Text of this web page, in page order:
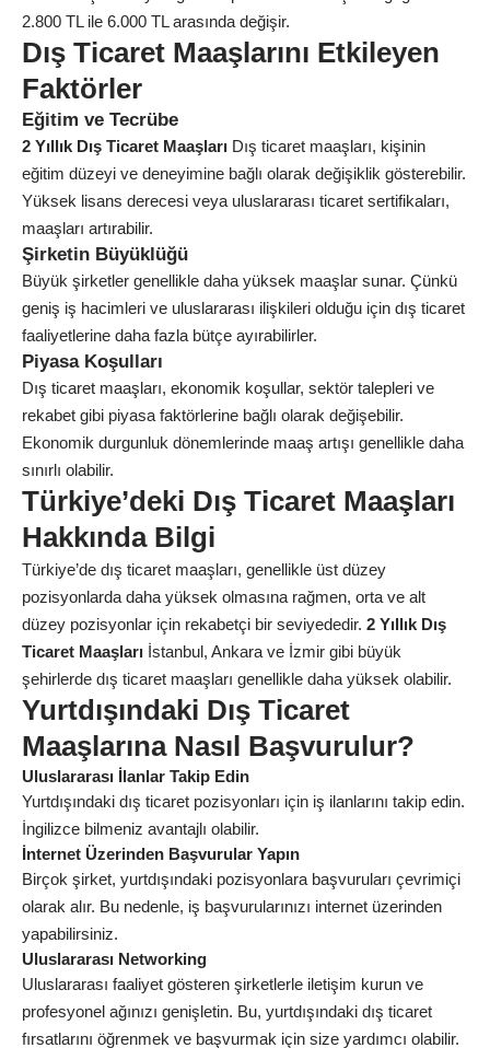
2.800 TL ile 6.000 TL arasında değişir.
Dış Ticaret Maaşlarını Etkileyen
Faktörler
Eğitim ve Tecrübe
2 Yıllık Dış Ticaret Maaşları Dış ticaret maaşları, kişinin
eğitim düzeyi ve deneyimine bağlı olarak değişiklik gösterebilir.
Yüksek lisans derecesi veya uluslararası ticaret sertifikaları,
maaşları artırabilir.
Şirketin Büyüklüğü
Büyük şirketler genellikle daha yüksek maaşlar sunar. Çünkü
geniş iş hacimleri ve uluslararası ilişkileri olduğu için dış ticaret
faaliyetlerine daha fazla bütçe ayırabilirler.
Piyasa Koşulları
Dış ticaret maaşları, ekonomik koşullar, sektör talepleri ve
rekabet gibi piyasa faktörlerine bağlı olarak değişebilir.
Ekonomik durgunluk dönemlerinde maaş artışı genellikle daha
sınırlı olabilir.
Türkiye’deki Dış Ticaret Maaşları
Hakkında Bilgi
Türkiye’de dış ticaret maaşları, genellikle üst düzey
pozisyonlarda daha yüksek olmasına rağmen, orta ve alt
düzey pozisyonlar için rekabetçi bir seviyededir. 2 Yıllık Dış
Ticaret Maaşları İstanbul, Ankara ve İzmir gibi büyük
şehirlerde dış ticaret maaşları genellikle daha yüksek olabilir.
Yurtdışındaki Dış Ticaret
Maaşlarına Nasıl Başvurulur?
Uluslararası İlanlar Takip Edin
Yurtdışındaki dış ticaret pozisyonları için iş ilanlarını takip edin.
İngilizce bilmeniz avantajlı olabilir.
İnternet Üzerinden Başvurular Yapın
Birçok şirket, yurtdışındaki pozisyonlara başvuruları çevrimiçi
olarak alır. Bu nedenle, iş başvurularınızı internet üzerinden
yapabilirsiniz.
Uluslararası Networking
Uluslararası faaliyet gösteren şirketlerle iletişim kurun ve
profesyonel ağınızı genişletin. Bu, yurtdışındaki dış ticaret
fırsatlarını öğrenmek ve başvurmak için size yardımcı olabilir.